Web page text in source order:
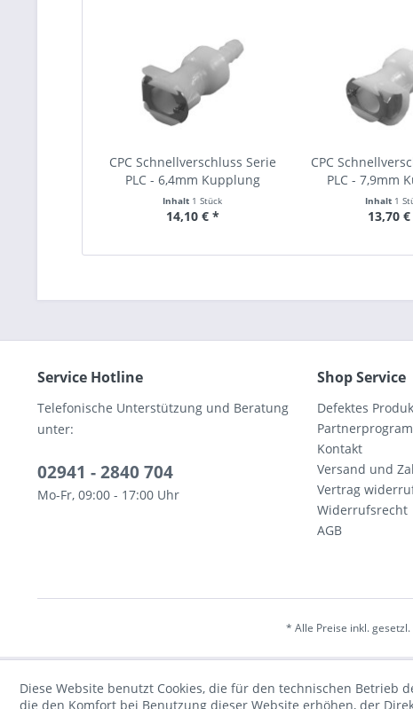
CPC Schnellverschluss Serie
PLC - 6,4mm Kupplung
Inhalt 1 Stück
14,10 € *
CPC
PLC - 7,9mm
Inhalt 1
13,70
Service Hotline
Telefonische Unterstützung und Beratung
unter:
02941 - 2840 704
Mo-Fr, 09:00 - 17:00 Uhr
Shop Service
Defektes
Kontakt
Versand und
Vertrag
Widerrufsrecht
AGB
* Alle Preise inkl.
Diese Website benutzt Cookies, die für den technischen Betrieb
die den Komfort bei Benutzung dieser Website erhöhen, der